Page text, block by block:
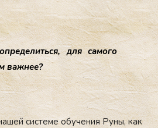
для са­мого
важ­нее?
сис­те­ме обу­чения Ру­ны, как